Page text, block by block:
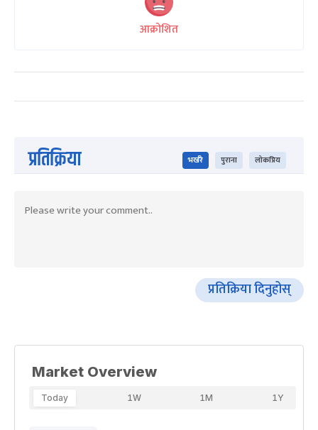
आक्रोशित
प्रतिक्रिया भर्खरै पुराना लोकप्रिय
प्रतिक्रिया दिनुहोस्